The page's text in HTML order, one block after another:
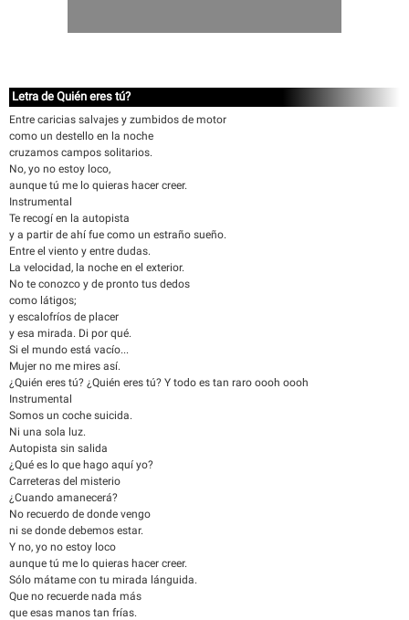
Letra de Quién eres tú?
Entre caricias salvajes y zumbidos de motor
como un destello en la noche
cruzamos campos solitarios.
No, yo no estoy loco,
aunque tú me lo quieras hacer creer.
Instrumental
Te recogí en la autopista
y a partir de ahí fue como un estraño sueño.
Entre el viento y entre dudas.
La velocidad, la noche en el exterior.
No te conozco y de pronto tus dedos
como látigos;
y escalofríos de placer
y esa mirada. Di por qué.
Si el mundo está vacío...
Mujer no me mires así.
¿Quién eres tú? ¿Quién eres tú? Y todo es tan raro oooh oooh
Instrumental
Somos un coche suicida.
Ni una sola luz.
Autopista sin salida
¿Qué es lo que hago aquí yo?
Carreteras del misterio
¿Cuando amanecerá?
No recuerdo de donde vengo
ni se donde debemos estar.
Y no, yo no estoy loco
aunque tú me lo quieras hacer creer.
Sólo mátame con tu mirada lánguida.
Que no recuerde nada más
que esas manos tan frías.